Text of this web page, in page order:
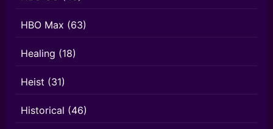
HBO Max (63)
Healing (18)
Heist (31)
Historical (46)